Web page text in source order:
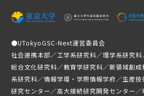
●UTokyoGSC-Next運営委員会
社会連携本部／工学系研究科／理学系研究
総合文化研究科／教育学研究科／新領域創
系研究科／情報学環・学際情報学府／生産
研究センター／高大接続研究開発センター